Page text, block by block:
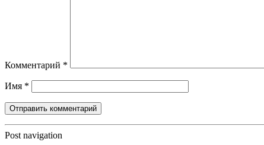
Комментарий *
Имя *
Post navigation